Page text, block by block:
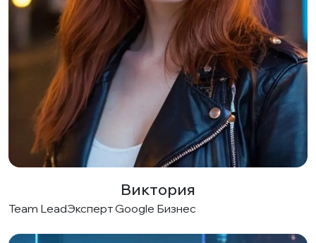
Виктория
Team LeadЭксперт Google Бизнес